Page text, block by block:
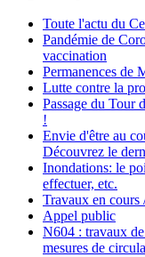
Toute l'actu du
Pandémie de
vaccination
Permanences de
Lutte contre la
Passage du Tour
!
Envie d'être au
Découvrez le
Inondations: le
effectuer, etc.
Travaux en cours
Appel public
N604 : travaux
mesures de